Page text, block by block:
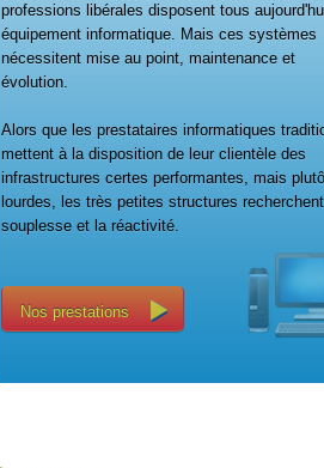
professions libérales disposent tous
équipement informatique. Mais ces systèmes
nécessitent mise au point, maintenance et
évolution.
Alors que les prestataires informatiques
mettent à la disposition de leur clientèle des
infrastructures certes performantes, mais
lourdes, les très petites structures
souplesse et la réactivité.
Nos prestations